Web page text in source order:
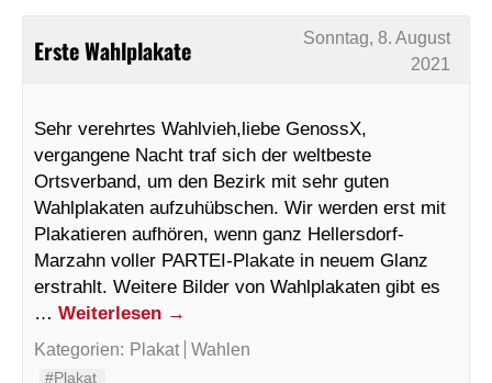
Erste Wahlplakate
Sonntag, 8. August
2021
Sehr verehrtes Wahlvieh,liebe GenossX,
vergangene Nacht traf sich der weltbeste
Ortsverband, um den Bezirk mit sehr guten
Wahlplakaten aufzuhübschen. Wir werden erst mit
Plakatieren aufhören, wenn ganz Hellersdorf-
Marzahn voller PARTEI-Plakate in neuem Glanz
erstrahlt. Weitere Bilder von Wahlplakaten gibt es
… Weiterlesen →
Kategorien: Plakat Wahlen
#Plakat